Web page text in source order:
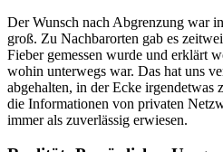
Der Wunsch nach Abgrenzung war
groß. Zu Nachbarorten gab es
Fieber gemessen wurde und erklärt
wohin unterwegs war. Das hat uns
abgehalten, in der Ecke irgendetwas
die Informationen von privaten
immer als zuverlässig erwiesen.